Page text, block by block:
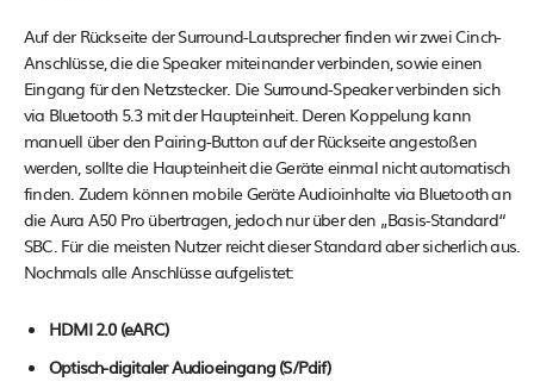
Auf der Rückseite der Surround-Lautsprecher finden wir zwei Cinch-
Anschlüsse, die die Speaker miteinander verbinden, sowie einen
Eingang für den Netzstecker. Die Surround-Speaker verbinden sich
via Bluetooth 5.3 mit der Haupteinheit. Deren Koppelung kann
manuell über den Pairing-Button auf der Rückseite angestoßen
werden, sollte die Haupteinheit die Geräte einmal nicht automatisch
finden. Zudem können mobile Geräte Audioinhalte via Bluetooth an
die Aura A50 Pro übertragen, jedoch nur über den „Basis-Standard“
SBC. Für die meisten Nutzer reicht dieser Standard aber sicherlich aus.
Nochmals alle Anschlüsse aufgelistet:
HDMI 2.0 (eARC)
Optisch-digitaler Audioeingang (S/Pdif)